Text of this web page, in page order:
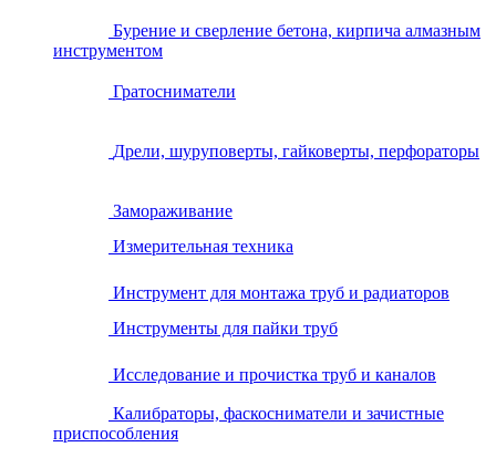
Бурение и сверление бетона, кирпича алмазным
инструментом
Гратосниматели
Дрели, шуруповерты, гайковерты, перфораторы
Замораживание
Измерительная техника
Инструмент для монтажа труб и радиаторов
Инструменты для пайки труб
Исследование и прочистка труб и каналов
Калибраторы, фаскосниматели и зачистные
приспособления